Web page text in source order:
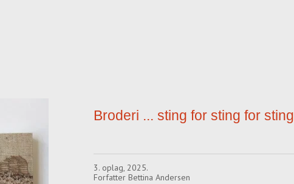
Broderi ... sting for sting for sting
3. oplag, 2025.
Forfatter Bettina Andersen